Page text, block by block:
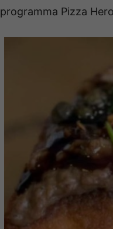
programma Pizza